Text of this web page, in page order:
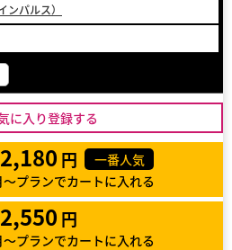
パルス）
に入り登録する
2,180 円
一番人気
プランでカートに入れる
2,550 円
プランでカートに入れる